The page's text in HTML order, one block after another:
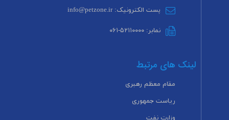
پست الکترونیک: info@petzone.ir
نمابر: ۵۲۱۱۰۰۰۰-۰۶۱
لینک های مرتبط
مقام معظم رهبری
ریاست جمهوری
وزارت نفت